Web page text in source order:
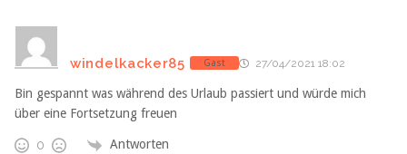
windelkacker85 Gast 27/04/2021 18:02
Bin gespannt was während des Urlaub passiert und würde mich
über eine Fortsetzung freuen
0 Antworten